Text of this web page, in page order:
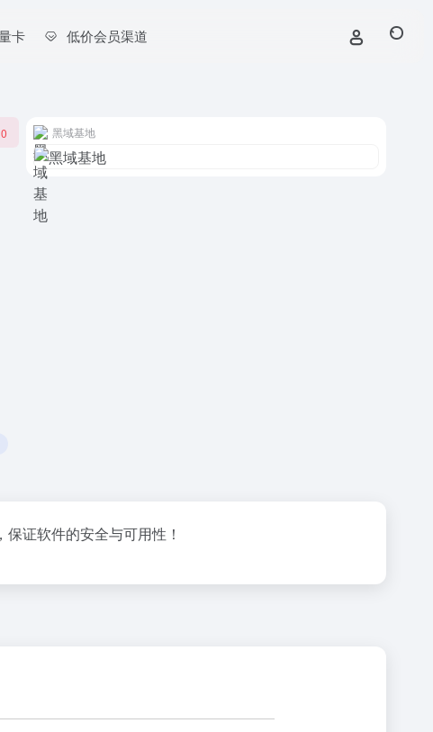
卡 低价会员渠道
0 黑域基地
证软件的安全与可用性！